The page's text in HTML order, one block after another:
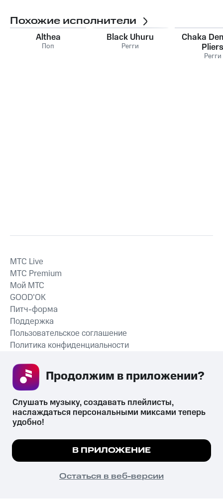
Похожие исполнители
Althea
Поп
Black Uhuru
Регги
Chaka
Регги
СКАЧАТЬ ПРИЛОЖЕНИЕ
MTС Live
MTС Premium
Мой МТС
GOOD’OK
Питч-форма
Поддержка
Пользовательское соглашение
Политика конфиденциальности
психотропных веществ, их аналогов причиняет вред здоровью,
их незаконный оборот запрещён и влечёт установленную
законодательством ответственность.
© 2026 ООО «КИОН».
Все права защищены
Мы используем куки, чтобы на сайте все
Подробнее
ПОНЯТНО
Слушать музыку, создавать плейлисты,
наслаждаться персональными миксами теперь
удобно!
В ПРИЛОЖЕНИЕ
Остаться в веб-версии